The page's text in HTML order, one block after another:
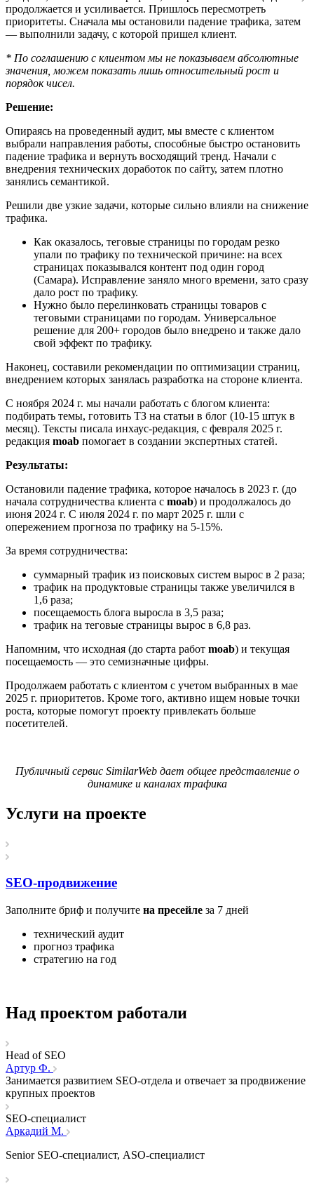
продолжается и усиливается. Пришлось пересмотреть
приоритеты. Сначала мы остановили падение трафика, затем
— выполнили задачу, с которой пришел клиент.
* По соглашению с клиентом мы не показываем абсолютные
значения, можем показать лишь относительный рост и
порядок чисел.
Решение:
Опираясь на проведенный аудит, мы вместе с клиентом
выбрали направления работы, способные быстро остановить
падение трафика и вернуть восходящий тренд. Начали с
внедрения технических доработок по сайту, затем плотно
занялись семантикой.
Решили две узкие задачи, которые сильно влияли на снижение
трафика.
Как оказалось, теговые страницы по городам резко
упали по трафику по технической причине: на всех
страницах показывался контент под один город
(Самара). Исправление заняло много времени, зато сразу
дало рост по трафику.
Нужно было перелинковать страницы товаров с
теговыми страницами по городам. Универсальное
решение для 200+ городов было внедрено и также дало
свой эффект по трафику.
Наконец, составили рекомендации по оптимизации страниц,
внедрением которых занялась разработка на стороне клиента.
С ноября 2024 г. мы начали работать с блогом клиента:
подбирать темы, готовить ТЗ на статьи в блог (10-15 штук в
месяц). Тексты писала инхаус-редакция, с февраля 2025 г.
редакция moab помогает в создании экспертных статей.
Результаты:
Остановили падение трафика, которое началось в 2023 г. (до
начала сотрудничества клиента с moab) и продолжалось до
июня 2024 г. С июля 2024 г. по март 2025 г. шли с
опережением прогноза по трафику на 5-15%.
За время сотрудничества:
суммарный трафик из поисковых систем вырос в 2 раза;
трафик на продуктовые страницы также увеличился в
1,6 раза;
посещаемость блога выросла в 3,5 раза;
трафик на теговые страницы вырос в 6,8 раз.
Напомним, что исходная (до старта работ moab) и текущая
посещаемость — это семизначные цифры.
Продолжаем работать с клиентом с учетом выбранных в мае
2025 г. приоритетов. Кроме того, активно ищем новые точки
роста, которые помогут проекту привлекать больше
посетителей.
Публичный сервис SimilarWeb дает общее представление о
динамике и каналах трафика
Услуги на проекте
SEO-продвижение
Заполните бриф и получите на пресейле за 7 дней
технический аудит
прогноз трафика
стратегию на год
Над проектом работали
Head of SEO
Артур Ф.
Занимается развитием SEO-отдела и отвечает за продвижение
крупных проектов
SEO-специалист
Аркадий М.
Senior SEO-специалист, ASO-cпециалист